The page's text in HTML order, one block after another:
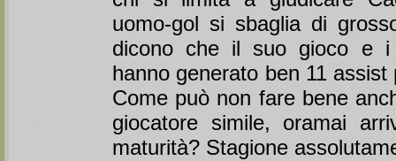
uomo-gol si sbaglia di
dicono che il suo gioco e i
hanno generato ben 11
Come può non fare bene
giocatore simile, oramai
maturità? Stagione